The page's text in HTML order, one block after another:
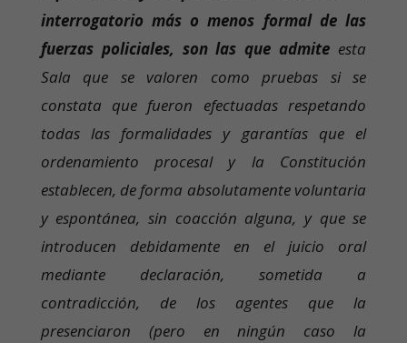
interrogatorio más o menos formal de las
fuerzas policiales, son las que admite esta
Sala que se valoren como pruebas si se
constata que fueron efectuadas respetando
todas las formalidades y garantías que el
ordenamiento procesal y la Constitución
establecen, de forma absolutamente voluntaria
y espontánea, sin coacción alguna, y que se
introducen debidamente en el juicio oral
mediante declaración, sometida a
contradicción, de los agentes que la
presenciaron (pero en ningún caso la